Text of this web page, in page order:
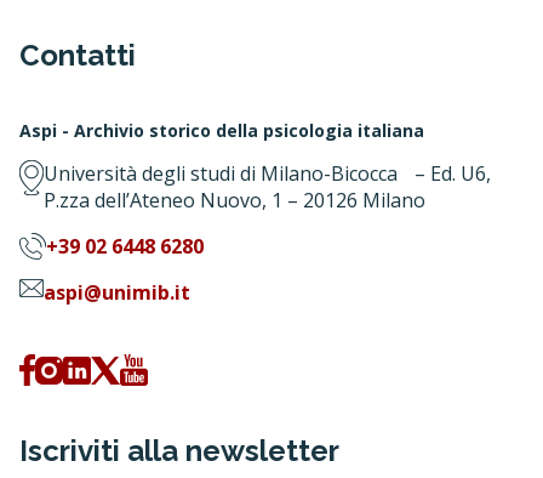
Contatti
Aspi - Archivio storico della psicologia italiana
Università degli studi di Milano-Bicocca – Ed. U6,
P.zza dell’Ateneo Nuovo, 1 – 20126 Milano
+39 02 6448 6280
aspi@unimib.it
Iscriviti alla newsletter